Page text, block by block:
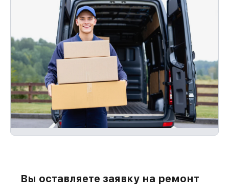
Вы оставляете заявку на ремонт